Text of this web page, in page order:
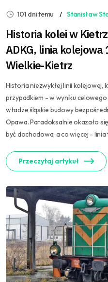
101 dni temu Stanisław
Historia kolei w
ADKG, linia kolejowa
Wielkie-Kietrz
Historia niezwykłej linii kolejowej,
przypadkiem - w wyniku
władze śląskie budowy
Opawa. Paradoksalnie okazało
być dochodowa, a co więcej - linia
Przeczytaj artykuł